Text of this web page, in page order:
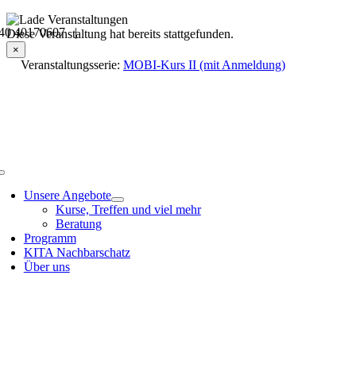
Skip
to
content
40170607 |
Unsere Angebote
Kurse, Treffen und viel mehr
Beratung
Programm
KITA Nachbarschatz
Über uns
Veranstaltungsdetails
Diese Veranstaltung hat bereits stattgefunden.
×
Veranstaltungsserie: MOBI-Kurs II (mit Anmeldung)